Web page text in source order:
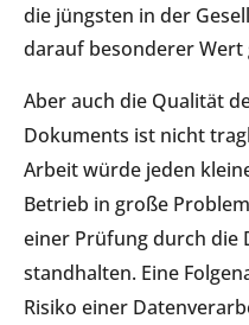
die jüngsten in der
darauf besonderer Wert
Aber auch die Qualität
Dokuments ist nicht
Arbeit würde jeden
Betrieb in große
einer Prüfung durch die
standhalten. Eine
Risiko einer